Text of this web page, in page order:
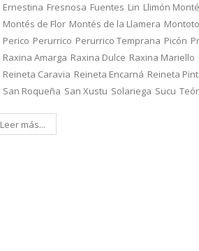
Ernestina Fresnosa Fuentes Lin Llimón
Montés de Flor Montés de la Llamera Montoto
Perico Perurrico Perurrico Temprana Picón
Raxina Amarga Raxina Dulce Raxina Mariello
Reineta Caravia Reineta Encarná Reineta
San Roqueña San Xustu Solariega Sucu
Leer más...